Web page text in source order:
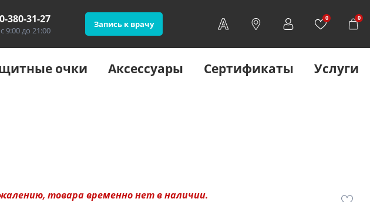
380-31-27
с 9:00 до 21:00
Запись к врачу
0 0
очки Аксессуары Сертификаты Услуги
товара временно нет в наличии.